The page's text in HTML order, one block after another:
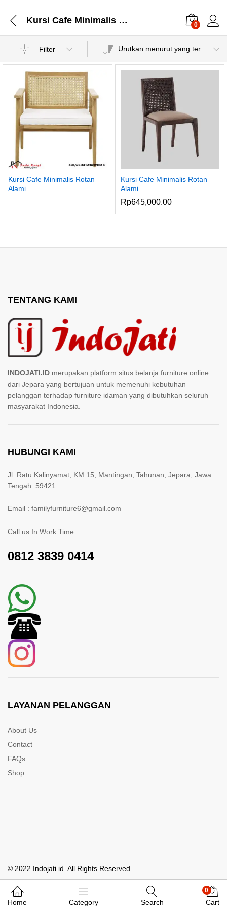
Kursi Cafe Minimalis Rotan Alami 0
Filter
Kursi Cafe Minimalis Rotan
Alami
Kursi Cafe Minimalis Rotan
Alami
Rp645,000.00
Whatsapp Kami
TENTANG KAMI
INDOJATI.ID merupakan platform situs belanja furniture online
dari Jepara yang bertujuan untuk memenuhi kebutuhan
pelanggan terhadap furniture idaman yang dibutuhkan seluruh
masyarakat Indonesia.
HUBUNGI KAMI
Jl. Ratu Kalinyamat, KM 15, Mantingan, Tahunan, Jepara, Jawa
Tengah. 59421
Email : familyfurniture6@gmail.com
Call us In Work Time
0812 3839 0414
LAYANAN PELANGGAN
About Us
Contact
FAQs
Shop
© 2022 Indojati.id. All Rights Reserved
Home Category Search
0
Cart